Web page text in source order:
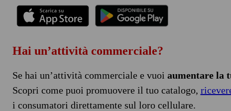
Hai un’attività commerciale?
Se hai un’attività commerciale e vuoi aumentare la
Scopri come puoi promuovere il tuo catalogo,
i consumatori direttamente sul loro cellulare.